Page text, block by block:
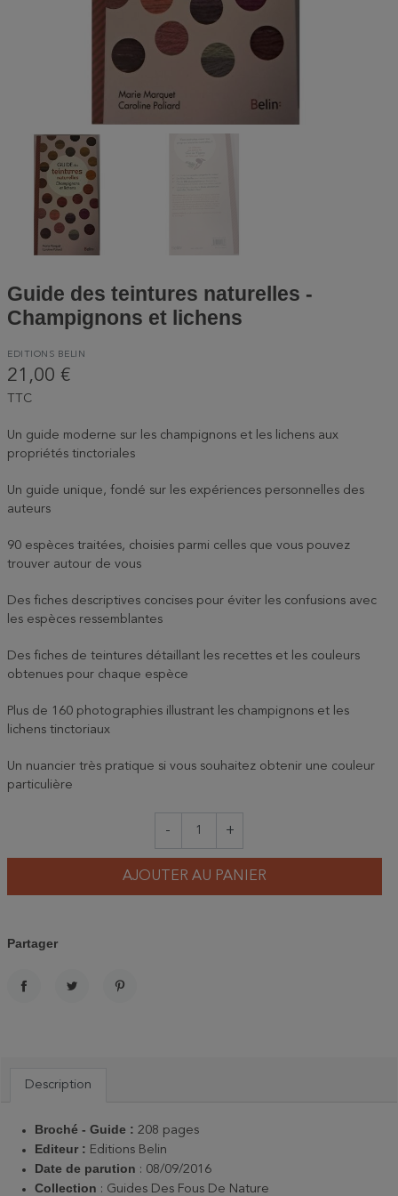
Guide des teintures naturelles -
Champignons et lichens
EDITIONS BELIN
21,00 €
TTC
Un guide moderne sur les champignons et les lichens aux
propriétés tinctoriales
Un guide unique, fondé sur les expériences personnelles des
auteurs
90 espèces traitées, choisies parmi celles que vous pouvez
trouver autour de vous
Des fiches descriptives concises pour éviter les confusions avec
les espèces ressemblantes
Des fiches de teintures détaillant les recettes et les couleurs
obtenues pour chaque espèce
Plus de 160 photographies illustrant les champignons et les
lichens tinctoriaux
Un nuancier très pratique si vous souhaitez obtenir une couleur
particulière
- +
AJOUTER AU PANIER
Partager
Description
Broché - Guide : 208 pages
Editeur : Editions Belin
Date de parution : 08/09/2016
Collection : Guides Des Fous De Nature